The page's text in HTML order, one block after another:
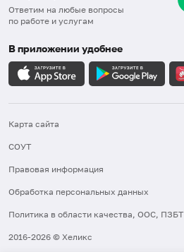
Ответим на любые вопросы
по работе и услугам
В приложении удобнее
Карта сайта
СОУТ
Правовая информация
Обработка персональных данных
Политика в области качества, ООС, ПЗБТ
2016-2026 © Хеликс